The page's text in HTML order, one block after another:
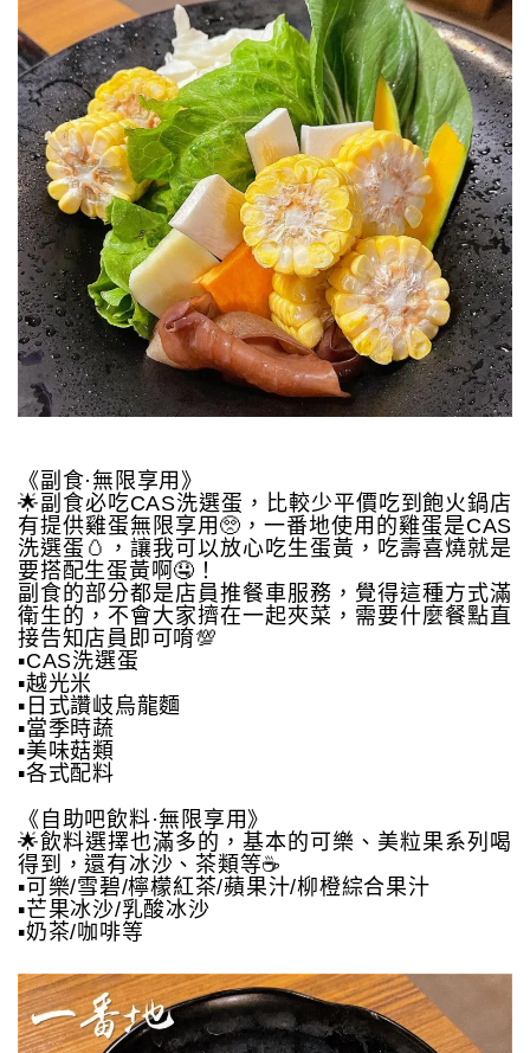
《副食·無限享用》
🌟副食必吃CAS洗選蛋，比較少平價吃到飽火鍋店
有提供雞蛋無限享用🥺，一番地使用的雞蛋是CAS
洗選蛋🥚，讓我可以放心吃生蛋黃，吃壽喜燒就是
要搭配生蛋黃啊🤤！
副食的部分都是店員推餐車服務，覺得這種方式滿
衛生的，不會大家擠在一起夾菜，需要什麼餐點直
接告知店員即可唷💯
▪️CAS洗選蛋
▪️越光米
▪️日式讚岐烏龍麵
▪️當季時蔬
▪️美味菇類
▪️各式配料
《自助吧飲料·無限享用》
🌟飲料選擇也滿多的，基本的可樂、美粒果系列喝
得到，還有冰沙、茶類等☕️
▪️可樂/雪碧/檸檬紅茶/蘋果汁/柳橙綜合果汁
▪️芒果冰沙/乳酸冰沙
▪️奶茶/咖啡等